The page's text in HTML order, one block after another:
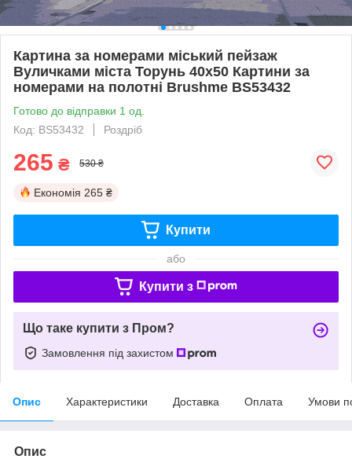
Картина за номерами міський пейзаж
Вуличками міста Торунь 40x50 Картини за
номерами на полотні Brushme BS53432
Готово до відправки 1 од.
Код: BS53432
Роздріб
265 ₴ 530 ₴
Економія 265 ₴
Купити
або
Купити з
Що таке купити з Пром?
Замовлення під захистом
Опис Характеристики Доставка Оплата Умови
Опис